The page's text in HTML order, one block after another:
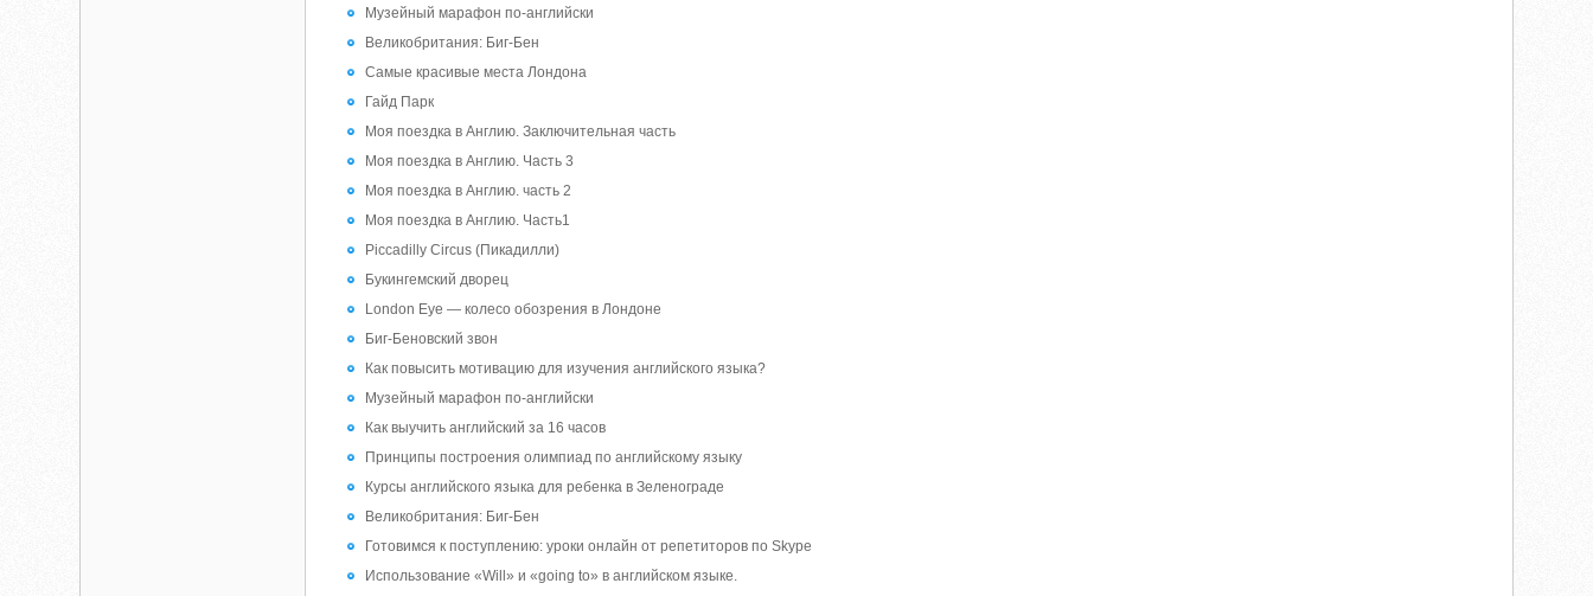
Музейный марафон по-английски
Великобритания: Биг-Бен
Самые красивые места Лондона
Гайд Парк
Моя поездка в Англию. Заключительная часть
Моя поездка в Англию. Часть 3
Моя поездка в Англию. часть 2
Моя поездка в Англию. Часть1
Piccadilly Circus (Пикадилли)
Букингемский дворец
London Eye — колесо обозрения в Лондоне
Биг-Беновский звон
Как повысить мотивацию для изучения английского языка?
Музейный марафон по-английски
Как выучить английский за 16 часов
Принципы построения олимпиад по английскому языку
Курсы английского языка для ребенка в Зеленограде
Великобритания: Биг-Бен
Готовимся к поступлению: уроки онлайн от репетиторов по Skype
Использование «Will» и «going to» в английском языке.